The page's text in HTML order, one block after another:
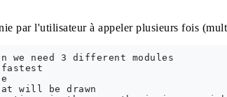
par l'utilisateur à appeler plusieurs fois
need 3 different modules
fastest
will be drawn